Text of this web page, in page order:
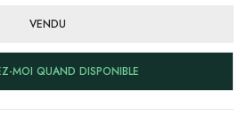
VENDU
MOI QUAND DISPONIBLE